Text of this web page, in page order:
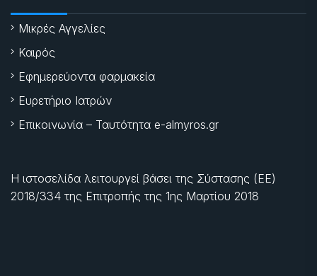
Μικρές Αγγελίες
Καιρός
Εφημερεύοντα φαρμακεία
Ευρετήριο Ιατρών
Επικοινωνία – Ταυτότητα e-almyros.gr
Η ιστοσελίδα λειτουργεί βάσει της Σύστασης (ΕΕ)
2018/334 της Επιτροπής της 1ης Μαρτίου 2018